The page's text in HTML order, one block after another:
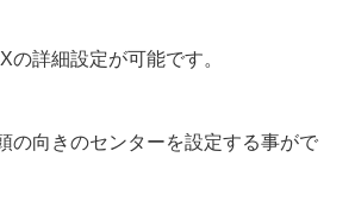
の詳細設定が可能です。
の向きのセンターを設定する事がで